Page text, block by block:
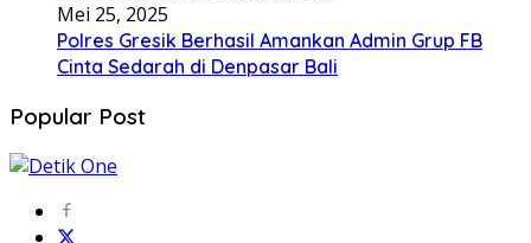
Mei 25, 2025
Polres Gresik Berhasil Amankan Admin Grup FB
Cinta Sedarah di Denpasar Bali
Popular Post